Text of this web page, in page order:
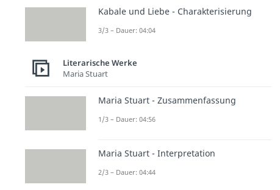
Kabale und Liebe - Charakterisierung
3/3 – Dauer: 04:04
Literarische Werke
Maria Stuart
Maria Stuart - Zusammenfassung
1/3 – Dauer: 04:56
Maria Stuart - Interpretation
2/3 – Dauer: 04:44